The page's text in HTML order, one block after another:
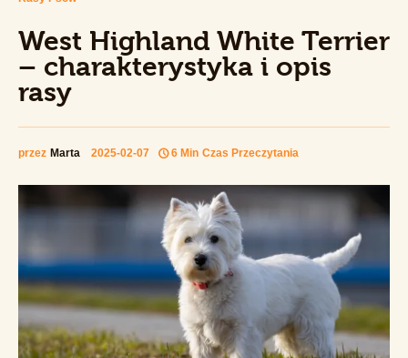
West Highland White Terrier –
Udostępnij Wpis
Rasy Psów
Zdrowie i Pielęgnacja
Sport
West Highland White Terrier
– charakterystyka i opis
rasy
przez Marta 2025-02-07 6 Min Czas Przeczytania